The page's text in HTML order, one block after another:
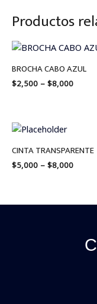
Productos
BROCHA CABO AZUL
$2,500 – $8,000
Price
$2,500
through
$8,000
CINTA TRANSPARENTE
$5,000 – $8,000
$5,000
through
$8,000